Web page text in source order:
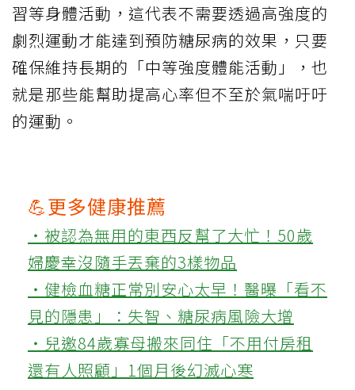
習等身體活動，這代表不需要透過高強度的
劇烈運動才能達到預防糖尿病的效果，只要
確保維持長期的「中等強度體能活動」，也
就是那些能幫助提高心率但不至於氣喘吁吁
的運動。
💪更多健康推薦
‧被認為無用的東西反幫了大忙！50歲
婦慶幸沒隨手丟棄的3樣物品
‧健檢血糖正常別安心太早！醫曝「看不
見的隱患」：失智、糖尿病風險大增
‧兒邀84歲寡母搬來同住「不用付房租
還有人照顧」1個月後幻滅心寒